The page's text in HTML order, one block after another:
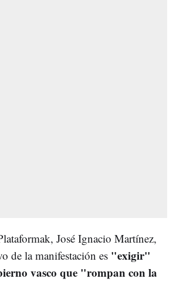
José Ignacio Martínez,
de la manifestación es "exigir"
vasco que "rompan con la